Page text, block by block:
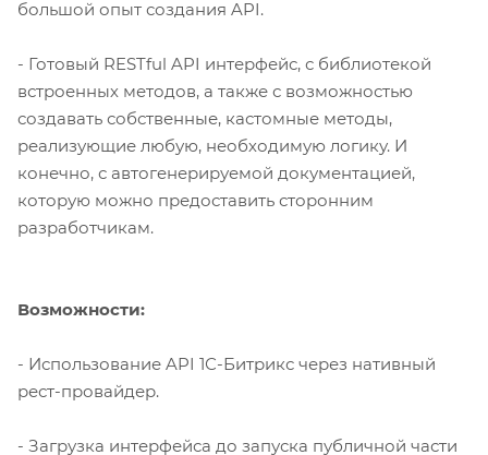
большой опыт создания API.
- Готовый RESTful API интерфейс, с библиотекой
встроенных методов, а также с возможностью
создавать собственные, кастомные методы,
реализующие любую, необходимую логику. И
конечно, с автогенерируемой документацией,
которую можно предоставить сторонним
разработчикам.
Возможности:
- Использование API 1С-Битрикс через нативный
рест-провайдер.
- Загрузка интерфейса до запуска публичной части